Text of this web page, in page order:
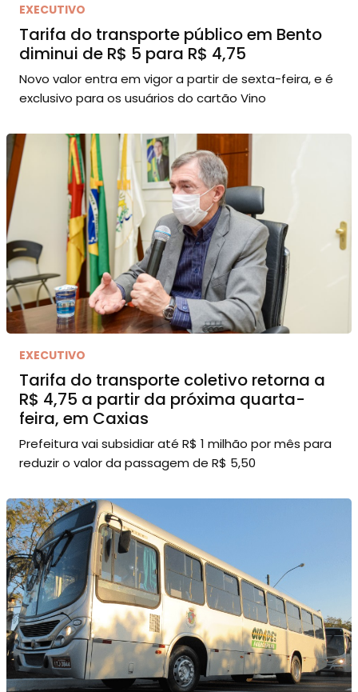
EXECUTIVO
Tarifa do transporte público em Bento
diminui de R$ 5 para R$ 4,75
Novo valor entra em vigor a partir de sexta-feira, e é
exclusivo para os usuários do cartão Vino
EXECUTIVO
Tarifa do transporte coletivo retorna a
R$ 4,75 a partir da próxima quarta-
feira, em Caxias
Prefeitura vai subsidiar até R$ 1 milhão por mês para
reduzir o valor da passagem de R$ 5,50